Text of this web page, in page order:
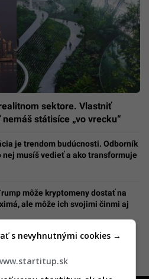
sektore. Vlastniť
státisíce „vo vrecku“
je trendom budúcnosti. Odborník
nej musíš vedieť a ako transformuje
môže kryptomeny dostať na
ale môže ich svojimi činmi aj
s nevyhnutnými cookies →